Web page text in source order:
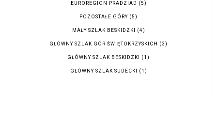
EUROREGION PRADZIAD (5)
POZOSTAŁE GÓRY (5)
MAŁY SZLAK BESKIDZKI (4)
GŁÓWNY SZLAK GÓR ŚWIĘTOKRZYSKICH (3)
GŁÓWNY SZLAK BESKIDZKI (1)
GŁÓWNY SZLAK SUDECKI (1)